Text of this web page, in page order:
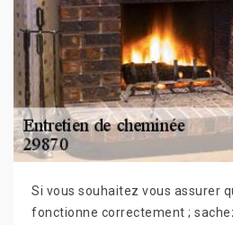
Si vous souhaitez vous assurer
fonctionne correctement ;